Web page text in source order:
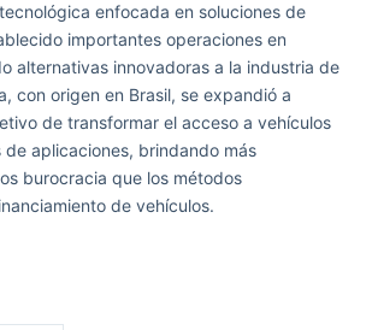
enfocada en soluciones de
importantes operaciones en
alternativas innovadoras a la industria de
con origen en Brasil, se expandió a
de transformar el acceso a vehículos
aplicaciones, brindando más
burocracia que los métodos
de vehículos.